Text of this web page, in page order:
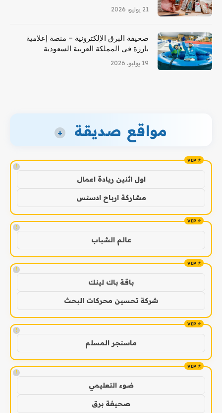
21 يوليو، 2026
صحيفة البرق الإلكترونية – منصة إعلامية
بارزة في المملكة العربية السعودية
19 يوليو، 2026
مواقع صديقة +
!
اول اثنين ريادة اعمال
مشاركة ارباح ادسنس
!
عالم الشباب
!
باقة باك لينك
شركة تحسين محركات البحث
!
ماسنجر المسلم
!
ضوء التعليمي
صحيفة برق